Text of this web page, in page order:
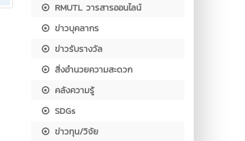
RMUTL วารสารออนไลน์
ข่าวบุคลากร
ข่าวรับรางวัล
สิ่งอำนวยความสะดวก
คลังความรู้
SDGs
ข่าวทุน/วิจัย